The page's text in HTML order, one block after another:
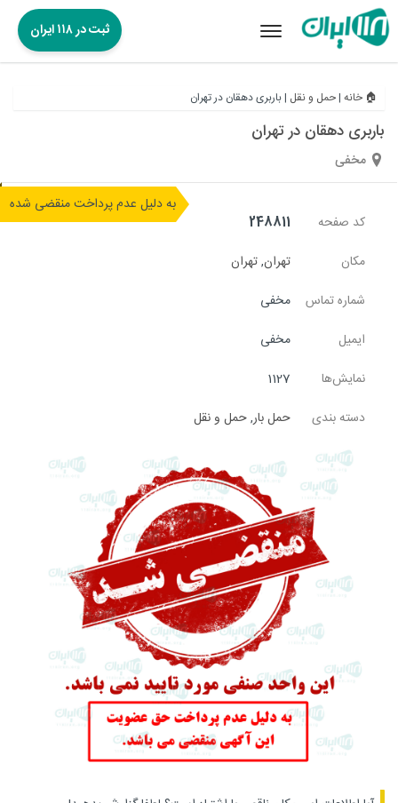
Toggle
ثبت در ۱۱۸ ایران
🏠 خانه|حمل و نقل|باربری دهقان در تهران
باربری دهقان در تهران
مخفی
به دلیل عدم پرداخت منقضی شده
کد صفحه
248811
مکان
تهران,تهران
شماره تماس
مخفی
ایمیل
مخفی
نمایش‌ها
1127
دسته بندی
حمل بار,حمل و نقل